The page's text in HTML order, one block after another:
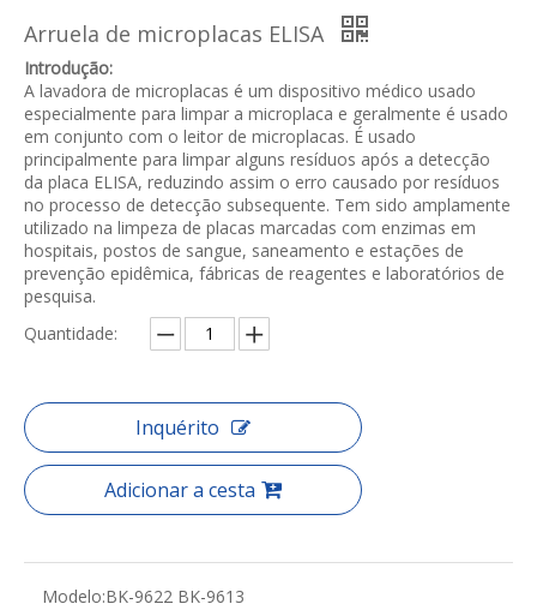
Arruela de microplacas ELISA
Introdução:
A lavadora de microplacas é um dispositivo médico usado
especialmente para limpar a microplaca e geralmente é usado
em conjunto com o leitor de microplacas. É usado
principalmente para limpar alguns resíduos após a detecção
da placa ELISA, reduzindo assim o erro causado por resíduos
no processo de detecção subsequente. Tem sido amplamente
utilizado na limpeza de placas marcadas com enzimas em
hospitais, postos de sangue, saneamento e estações de
prevenção epidêmica, fábricas de reagentes e laboratórios de
pesquisa.
Quantidade:
Inquérito
Adicionar a cesta
Modelo:BK-9622 BK-9613